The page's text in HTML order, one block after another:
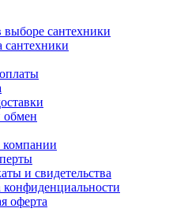
сантехники
сантехники
обмен
и свидетельства
оферта